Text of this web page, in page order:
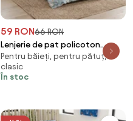
59 RON66 RON
Lenjerie de pat policoton
LIGHTHOUSE POLY albastru
Dimensiune lenjerie de pat: 70 x
90 cm | 140 x 200 cm
Pentru băieți, pentru pătuț,
clasic
În stoc